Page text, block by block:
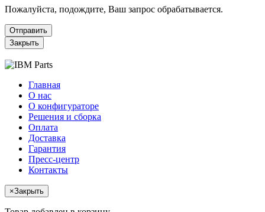
Пожалуйста, подождите, Ваш запрос обрабатывается.
Отправить
Закрыть
Главная
О нас
О конфигураторе
Решения и сборка
Оплата
Доставка
Гарантия
Пресс-центр
Контакты
×Закрыть